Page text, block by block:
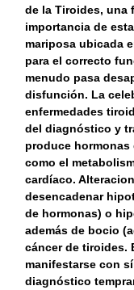
de la Tiroides, una
importancia de
mariposa ubicada
para el correcto
menudo pasa
disfunción. La
enfermedades
del diagnóstico y
produce
como el
cardíaco.
desencadenar
de hormonas) o
además de bocio
cáncer de tiroides.
manifestarse con
diagnóstico